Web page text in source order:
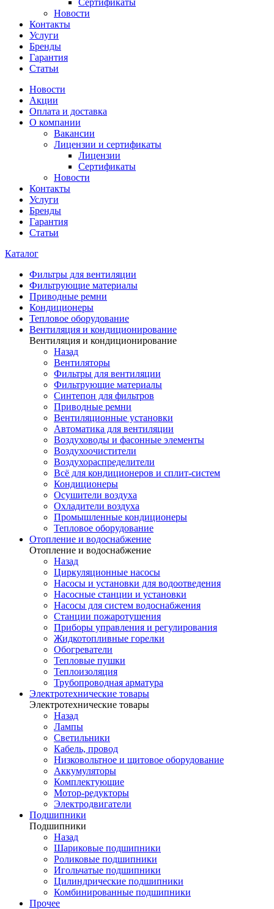
Сертификаты
Новости
Контакты
Услуги
Бренды
Гарантия
Статьи
Новости
Акции
Оплата и доставка
О компании
Вакансии
Лицензии и сертификаты
Лицензии
Сертификаты
Новости
Контакты
Услуги
Бренды
Гарантия
Статьи
Каталог
Фильтры для вентиляции
Фильтрующие материалы
Приводные ремни
Кондиционеры
Тепловое оборудование
Вентиляция и кондиционирование
Вентиляция и кондиционирование
Назад
Вентиляторы
Фильтры для вентиляции
Фильтрующие материалы
Синтепон для фильтров
Приводные ремни
Вентиляционные установки
Автоматика для вентиляции
Воздуховоды и фасонные элементы
Воздухоочистители
Воздухораспределители
Всё для кондиционеров и сплит-систем
Кондиционеры
Осушители воздуха
Охладители воздуха
Промышленные кондиционеры
Тепловое оборудование
Отопление и водоснабжение
Отопление и водоснабжение
Назад
Циркуляционные насосы
Насосы и установки для водоотведения
Насосные станции и установки
Насосы для систем водоснабжения
Станции пожаротушения
Приборы управления и регулирования
Жидкотопливные горелки
Обогреватели
Тепловые пушки
Теплоизоляция
Трубопроводная арматура
Электротехнические товары
Электротехнические товары
Назад
Лампы
Светильники
Кабель, провод
Низковольтное и щитовое оборудование
Аккумуляторы
Комплектующие
Мотор-редукторы
Электродвигатели
Подшипники
Подшипники
Назад
Шариковые подшипники
Роликовые подшипники
Игольчатые подшипники
Цилиндрические подшипники
Комбинированные подшипники
Прочее